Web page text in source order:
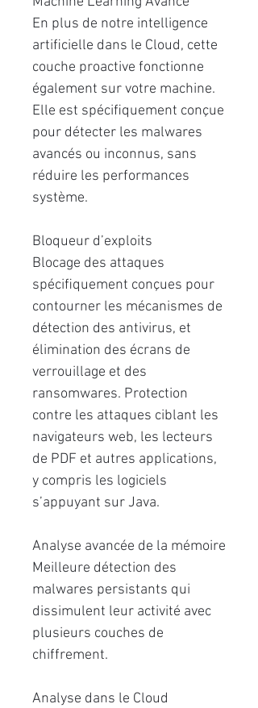
En plus de notre intelligence
artiﬁcielle dans le Cloud, cette
couche proactive fonctionne
également sur votre machine.
Elle est spéciﬁquement conçue
pour détecter les malwares
avancés ou inconnus, sans
réduire les performances
système.
Bloqueur d’exploits
Blocage des attaques
spéciﬁquement conçues pour
contourner les mécanismes de
détection des antivirus, et
élimination des écrans de
verrouillage et des
ransomwares. Protection
contre les attaques ciblant les
navigateurs web, les lecteurs
de PDF et autres applications,
y compris les logiciels
s’appuyant sur Java.
Analyse avancée de la mémoire
Meilleure détection des
malwares persistants qui
dissimulent leur activité avec
plusieurs couches de
chiffrement.
Analyse dans le Cloud